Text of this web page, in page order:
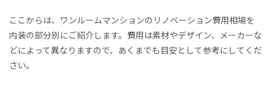
ここからは、ワンルームマンションのリノベーション費用相場を
内装の部分別にご紹介します。費用は素材やデザイン、メーカーな
どによって異なりますので、あくまでも目安として参考にしてくだ
さい。